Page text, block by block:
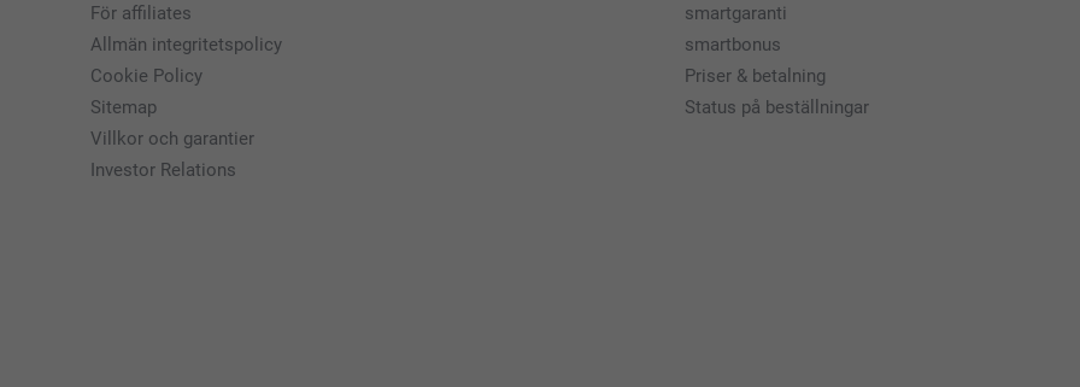
För affiliates
Allmän integritetspolicy
Cookie Policy
Sitemap
Villkor och garantier
Investor Relations
smartgaranti
smartbonus
Priser & betalning
Status på beställningar